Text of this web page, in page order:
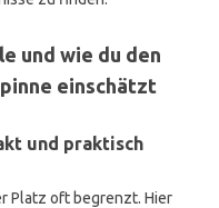
und wie du den
einschätzt
und praktisch
Platz oft begrenzt. Hier